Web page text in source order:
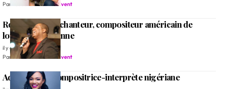
Par
Rédaction Alleluia Event
Ron Kenoly, un chanteur, compositeur américain de
louange chrétienne
il y a 6 ans
ParRédaction Alleluia Event
Ada, Auteure-compositrice-interprète nigériane